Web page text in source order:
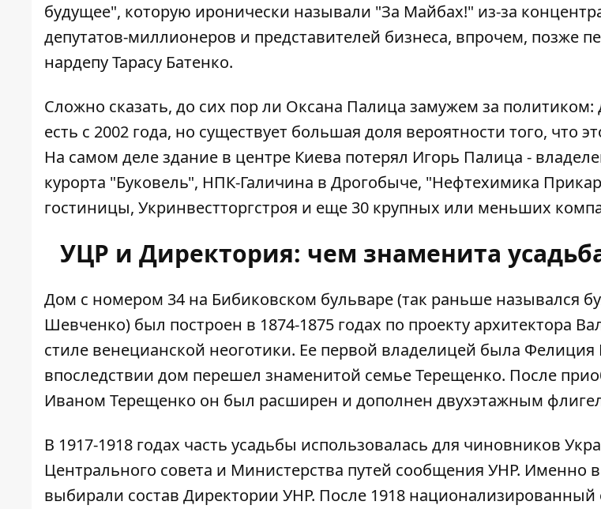
будущее", которую иронически называли "За Майбах!" из-за
депутатов-миллионеров и представителей бизнеса, впрочем, позже
нардепу Тарасу Батенко.
Сложно сказать, до сих пор ли Оксана Палица замужем за
есть с 2002 года, но существует большая доля вероятности того, что
На самом деле здание в центре Киева потерял Игорь Палица -
курорта "Буковель", НПК-Галичина в Дрогобыче, "Нефтехимика
гостиницы, Укринвестторгстроя и еще 30 крупных или меньших
УЦР и Директория: чем знаменита
Дом с номером 34 на Бибиковском бульваре (так раньше назывался
Шевченко) был построен в 1874-1875 годах по проекту архитектора
стиле венецианской неоготики. Ее первой владелицей была Фелиция
впоследствии дом перешел знаменитой семье Терещенко. После
Иваном Терещенко он был расширен и дополнен двухэтажным
В 1917-1918 годах часть усадьбы использовалась для чиновников
Центрального совета и Министерства путей сообщения УНР. Именно
выбирали состав Директории УНР. После 1918 национализированный